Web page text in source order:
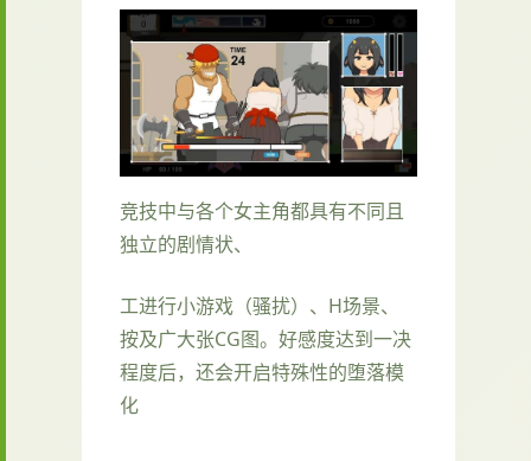
竞技中与各个女主角都具有不同且
独立的剧情状、
工进行小游戏（骚扰）、H场景、
按及广大张CG图。好感度达到一决
程度后，还会开启特殊性的堕落模
化